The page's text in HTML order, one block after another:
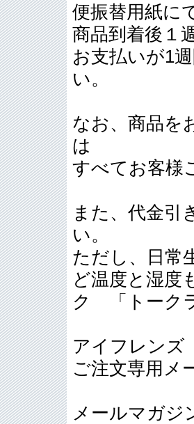
便振替用紙に
商品到着後１
お支払いが1
い。
なお、商品を
は
すべてお客様
また、代金引
い。
ただし、日常
ど温度と湿
ク 「トーク
アイフレン
ご注文専用メ
メールマガジ